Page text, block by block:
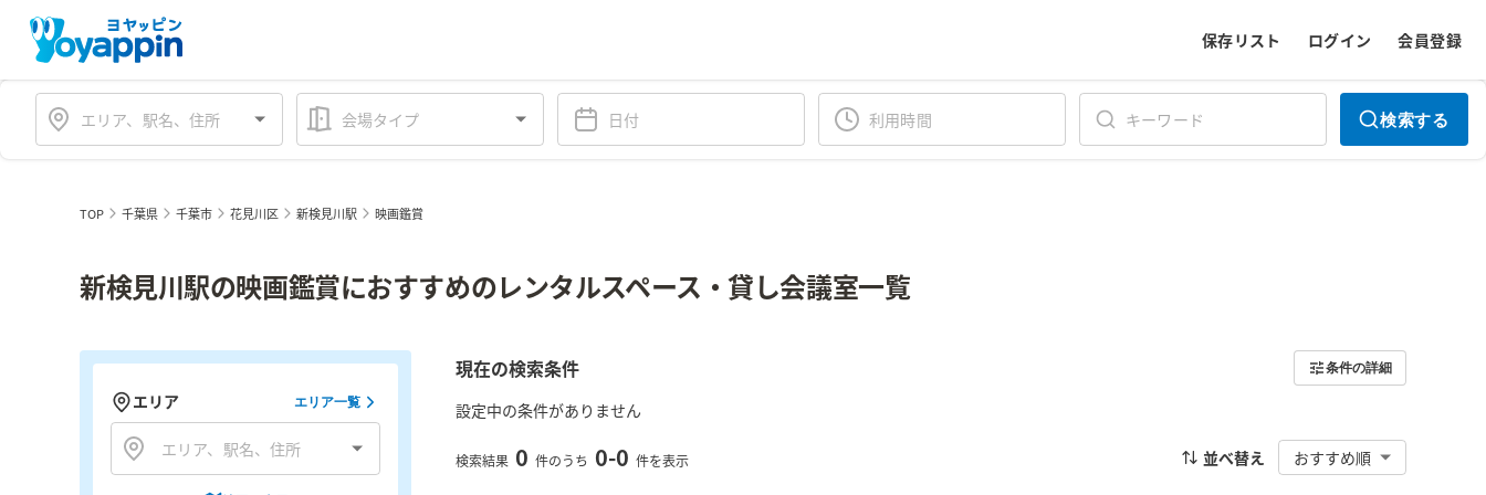
保存リスト ログイン 会員登録
会場タイプ 検索する
TOP 千葉県 千葉市 花見川区 新検見川駅 映画鑑賞
新検見川駅の映画鑑賞におすすめのレンタルスペース・貸し会議室一覧
現在の検索条件 条件の詳細
設定中の条件がありません
検索結果 0 件のうち 0-0 件を表示 並べ替え おすすめ順
エリア エリア一覧